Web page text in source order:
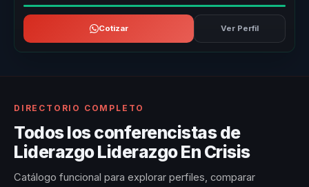
Cotizar Ver Perfil
DIRECTORIO COMPLETO
Todos los conferencistas de
Liderazgo Liderazgo En Crisis
Catálogo funcional para explorar perfiles, comparar